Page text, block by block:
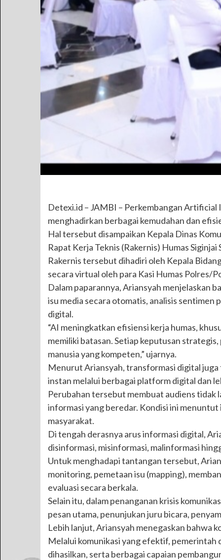
Detexi.id – JAMBI – Perkembangan
menghadirkan berbagai kemudahan dan
Hal tersebut disampaikan Kepala Dinas
Rapat Kerja Teknis (Rakernis) Humas
Rakernis tersebut dihadiri oleh Kepala
secara virtual oleh para Kasi Humas Polres/
Dalam paparannya, Ariansyah menjelaskan
isu media secara otomatis, analisis
digital.
“AI meningkatkan efisiensi kerja humas,
memiliki batasan. Setiap keputusan
manusia yang kompeten,” ujarnya.
Menurut Ariansyah, transformasi digital juga
instan melalui berbagai platform digital dan
Perubahan tersebut membuat audiens tidak
informasi yang beredar. Kondisi ini
masyarakat.
Di tengah derasnya arus informasi digital,
disinformasi, misinformasi, malinformasi
Untuk menghadapi tantangan tersebut,
monitoring, pemetaan isu (mapping),
evaluasi secara berkala.
Selain itu, dalam penanganan krisis
pesan utama, penunjukan juru bicara,
Lebih lanjut, Ariansyah menegaskan bahwa
Melalui komunikasi yang efektif, pemerintah
dihasilkan, serta berbagai capaian